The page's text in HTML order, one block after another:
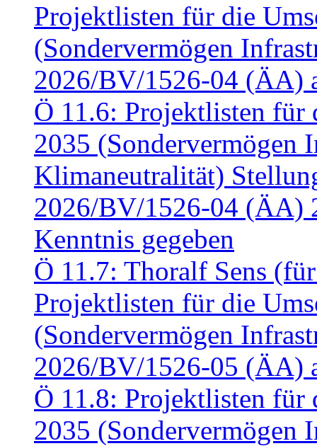
Projektlisten für die
(Sondervermögen
2026/BV/1526-04 (ÄA)
Ö 11.6: Projektlisten für
2035 (Sondervermögen
Klimaneutralität)
2026/BV/1526-04 (ÄA)
Kenntnis gegeben
Ö 11.7: Thoralf Sens
Projektlisten für die
(Sondervermögen
2026/BV/1526-05 (ÄA)
Ö 11.8: Projektlisten für
2035 (Sondervermögen